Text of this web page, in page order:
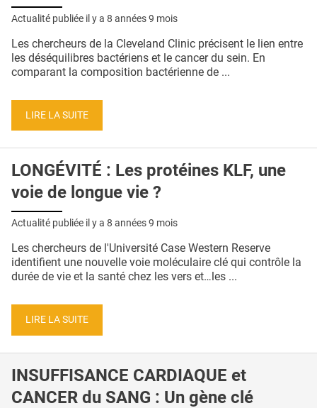
L'APP
PUBLICITÉ
CONTACT
Actualité publiée il y a 8 années 9 mois
Les chercheurs de la Cleveland Clinic précisent le lien entre
les déséquilibres bactériens et le cancer du sein. En
comparant la composition bactérienne de ...
LIRE LA SUITE
LONGÉVITÉ : Les protéines KLF, une
voie de longue vie ?
Actualité publiée il y a 8 années 9 mois
Les chercheurs de l'Université Case Western Reserve
identifient une nouvelle voie moléculaire clé qui contrôle la
durée de vie et la santé chez les vers et…les ...
LIRE LA SUITE
INSUFFISANCE CARDIAQUE et
CANCER du SANG : Un gène clé